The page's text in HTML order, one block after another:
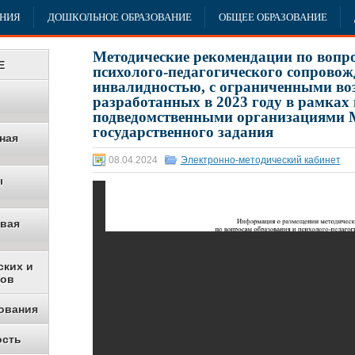
ДОШКОЛЬНОЕ ОБРАЗОВАНИЕ ОБЩЕЕ ОБРАЗОВАНИЕ
Методические рекомендации по
психолого-педагогического
инвалидностью, с ограниченными
разработанных в 2023 году в рамках
подведомственными организациями
государственного задания
08.04.2024 Электронно-методический кабинет
и